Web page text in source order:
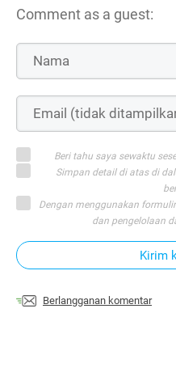
Comment as a guest:
Beri tahu saya sewaktu
Simpan detail di atas di
Dengan menggunakan
dan pengelolaan
Kirim
Berlangganan komentar